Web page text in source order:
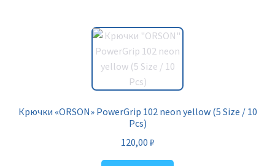
Крючки «ORSON» PowerGrip 102 neon yellow (5 Size / 10
Pcs)
120,00 ₽